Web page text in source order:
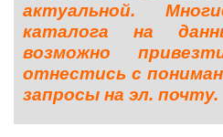
актуальной.
каталога на
возможно
отнестись с
запросы на эл. почту.